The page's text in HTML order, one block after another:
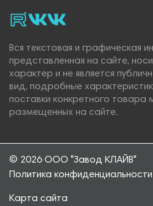
rutubevk_video.
Vk.
Вся текстовая и графическая
представленная на сайте,
характер и не является
вид, подробные
поставки конкретного товара
размещенных на сайте.
© 2026 ООО "Завод КЛАЙВ"
Политика конфиденциальности
Карта сайта